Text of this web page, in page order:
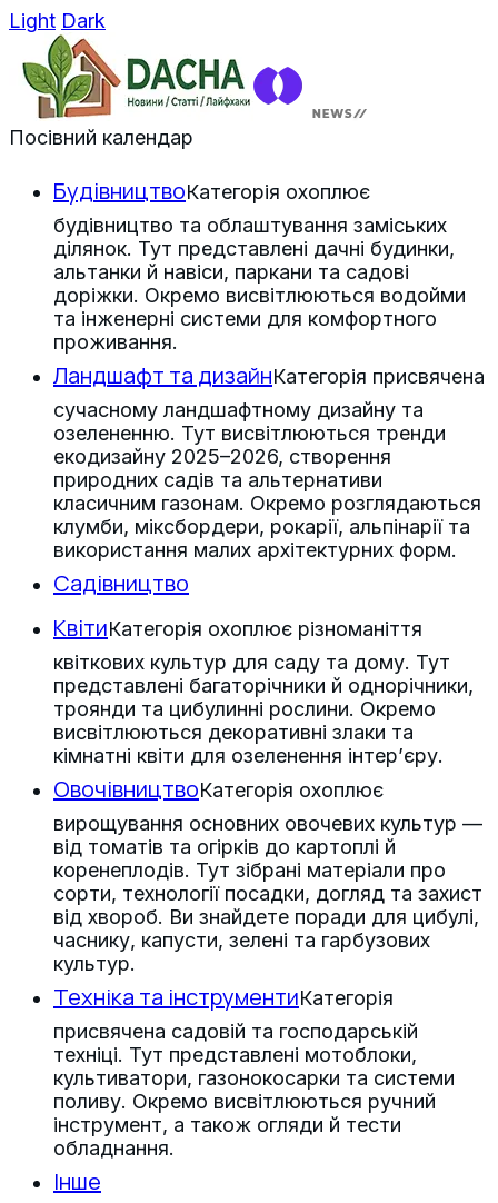
Light Dark
Посівний календар
БудівництвоКатегорія охоплює
будівництво та облаштування заміських
ділянок. Тут представлені дачні будинки,
альтанки й навіси, паркани та садові
доріжки. Окремо висвітлюються водойми
та інженерні системи для комфортного
проживання.
Ландшафт та дизайнКатегорія присвячена
сучасному ландшафтному дизайну та
озелененню. Тут висвітлюються тренди
екодизайну 2025–2026, створення
природних садів та альтернативи
класичним газонам. Окремо розглядаються
клумби, міксбордери, рокарії, альпінарії та
використання малих архітектурних форм.
Садівництво
КвітиКатегорія охоплює різноманіття
квіткових культур для саду та дому. Тут
представлені багаторічники й однорічники,
троянди та цибулинні рослини. Окремо
висвітлюються декоративні злаки та
кімнатні квіти для озеленення інтер’єру.
ОвочівництвоКатегорія охоплює
вирощування основних овочевих культур —
від томатів та огірків до картоплі й
коренеплодів. Тут зібрані матеріали про
сорти, технології посадки, догляд та захист
від хвороб. Ви знайдете поради для цибулі,
часнику, капусти, зелені та гарбузових
культур.
Техніка та інструментиКатегорія
присвячена садовій та господарській
техніці. Тут представлені мотоблоки,
культиватори, газонокосарки та системи
поливу. Окремо висвітлюються ручний
інструмент, а також огляди й тести
обладнання.
Інше